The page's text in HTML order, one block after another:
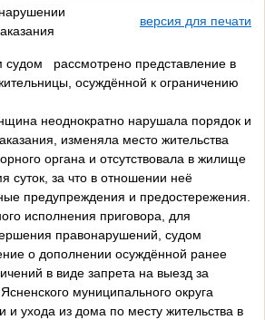
версия для печати
рассмотрено представление в
осуждённой к ограничению
неоднократно нарушала порядок и
изменяла место жительства
органа и отсутствовала в жилище
суток, за что в отношении неё
предупреждения и предостережения.
исполнения приговора, для
правонарушений, судом
о дополнении осуждённой ранее
в виде запрета на выезд за
муниципального округа
и ухода из дома по месту жительства в